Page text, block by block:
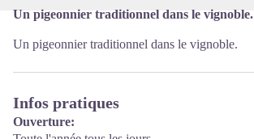
Un pigeonnier traditionnel dans le vignoble.
Un pigeonnier traditionnel dans le vignoble.
Infos pratiques
Ouverture: